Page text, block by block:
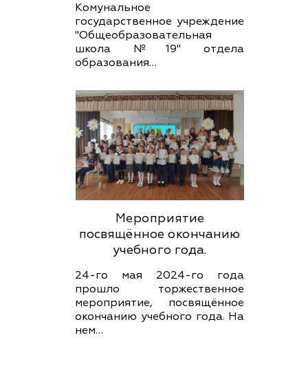
Комунальное
государственное учреждение
"Общеобразовательная
школа №19" отдела
образования…
Мероприятие
посвящённое окончанию
учебного года.
24-го мая 2024-го года
прошло торжественное
мероприятие, посвящённое
окончанию учебного года. На
нем…